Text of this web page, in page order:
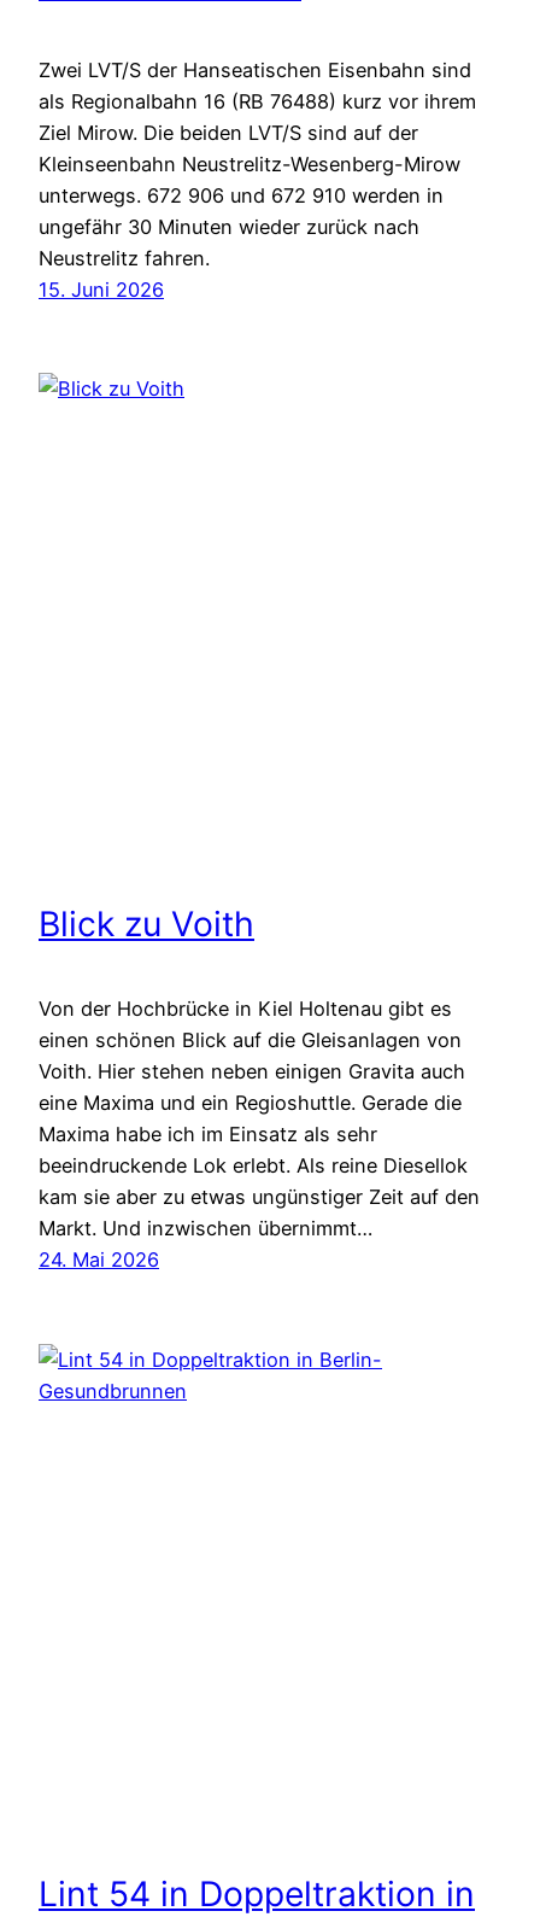
Zwei LVT/S der Hanseatischen Eisenbahn sind
als Regionalbahn 16 (RB 76488) kurz vor ihrem
Ziel Mirow. Die beiden LVT/S sind auf der
Kleinseenbahn Neustrelitz-Wesenberg-Mirow
unterwegs. 672 906 und 672 910 werden in
ungefähr 30 Minuten wieder zurück nach
Neustrelitz fahren.
15. Juni 2026
Blick zu Voith
Von der Hochbrücke in Kiel Holtenau gibt es
einen schönen Blick auf die Gleisanlagen von
Voith. Hier stehen neben einigen Gravita auch
eine Maxima und ein Regioshuttle. Gerade die
Maxima habe ich im Einsatz als sehr
beeindruckende Lok erlebt. Als reine Diesellok
kam sie aber zu etwas ungünstiger Zeit auf den
Markt. Und inzwischen übernimmt…
24. Mai 2026
Lint 54 in Doppeltraktion in